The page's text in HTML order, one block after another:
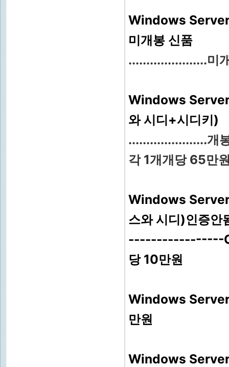
Windows
미개봉 신품
......................미
Windows Server
와 시디+시디키)
......................개
각 1개개당 65만
Windows Server
스와 시디)인증안
-----------------CD
당 10만원
Windows Server
만원
Windows Server